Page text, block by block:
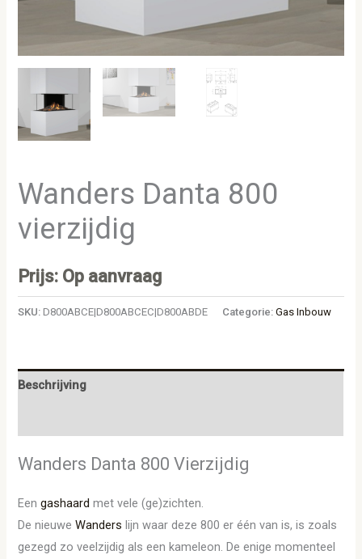
Wanders Danta 800
vierzijdig
Prijs: Op aanvraag
SKU:D800ABCE|D800ABCEC|D800ABDE Categorie:Gas Inbouw
Beschrijving
Wanders Danta 800 Vierzijdig
Eengashaard met vele (ge)zichten.
De nieuweWanders lijn waar deze 800 er één van is, is zoals
gezegd zo veelzijdig als een kameleon. De enige momenteel